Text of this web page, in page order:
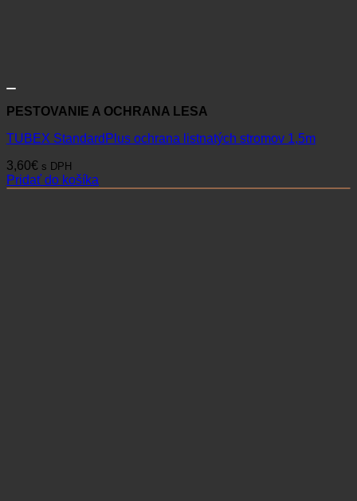
PESTOVANIE A OCHRANA LESA
TUBEX StandardPlus ochrana listnatých stromov 1,5m
3,60€ s DPH
Pridať do košíka